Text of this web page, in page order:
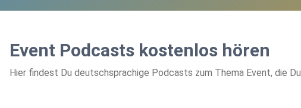
Event Podcasts kostenlos hören
Hier findest Du deutschsprachige Podcasts zum Thema Event, die